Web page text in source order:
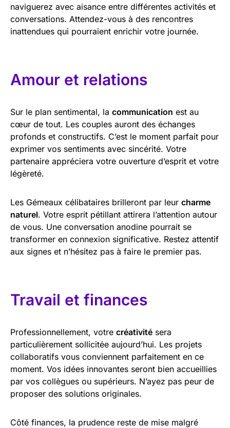
naviguerez avec aisance entre différentes activités et
conversations. Attendez-vous à des rencontres
inattendues qui pourraient enrichir votre journée.
Amour et relations
Sur le plan sentimental, la communication est au
cœur de tout. Les couples auront des échanges
profonds et constructifs. C’est le moment parfait pour
exprimer vos sentiments avec sincérité. Votre
partenaire appréciera votre ouverture d’esprit et votre
légèreté.
Les Gémeaux célibataires brilleront par leur charme
naturel. Votre esprit pétillant attirera l’attention autour
de vous. Une conversation anodine pourrait se
transformer en connexion significative. Restez attentif
aux signes et n’hésitez pas à faire le premier pas.
Travail et finances
Professionnellement, votre créativité sera
particulièrement sollicitée aujourd’hui. Les projets
collaboratifs vous conviennent parfaitement en ce
moment. Vos idées innovantes seront bien accueillies
par vos collègues ou supérieurs. N’ayez pas peur de
proposer des solutions originales.
Côté finances, la prudence reste de mise malgré